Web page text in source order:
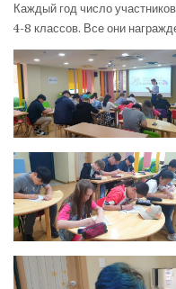
Каждый год число
4-8 классов. Все они